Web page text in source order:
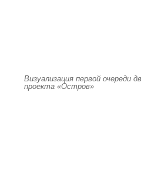
Визуализация первой очереди
проекта «Остров»